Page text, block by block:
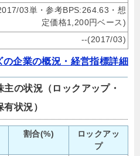
03単・参考BPS:264.63・想
定価格1,200円ベース)
--(2017/03)
の企業の概況・経営指標詳細
の状況（ロックアップ・
状況）
割合(%)
ロックアッ
プ